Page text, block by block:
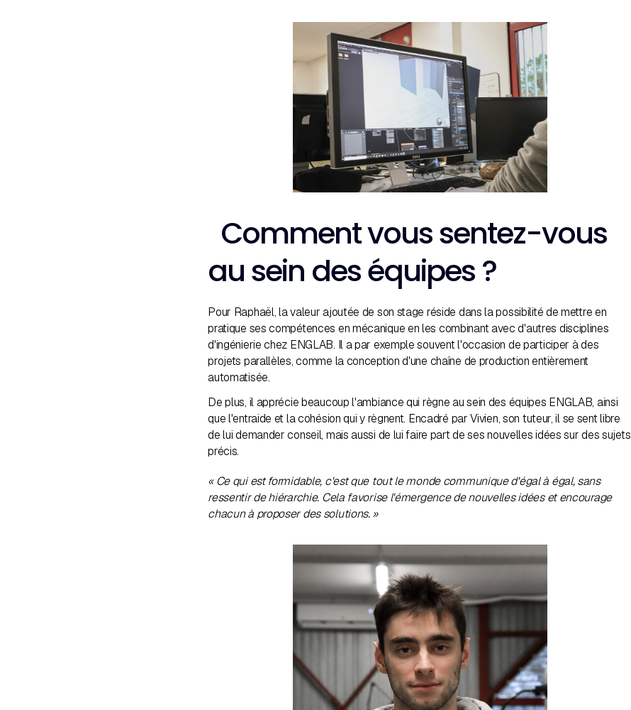
Comment vous sentez-vous
au sein des équipes ?
Pour Raphaël, la valeur ajoutée de son stage réside dans la possibilité de mettre en
pratique ses compétences en mécanique en les combinant avec d'autres disciplines
d'ingénierie chez ENGLAB. Il a par exemple souvent l'occasion de participer à des
projets parallèles, comme la conception d'une chaîne de production entièrement
automatisée.
De plus, il apprécie beaucoup l'ambiance qui règne au sein des équipes ENGLAB, ainsi
que l'entraide et la cohésion qui y règnent. Encadré par Vivien, son tuteur, il se sent libre
de lui demander conseil, mais aussi de lui faire part de ses nouvelles idées sur des sujets
précis.
« Ce qui est formidable, c'est que tout le monde communique d'égal à égal, sans
ressentir de hiérarchie. Cela favorise l'émergence de nouvelles idées et encourage
chacun à proposer des solutions. »